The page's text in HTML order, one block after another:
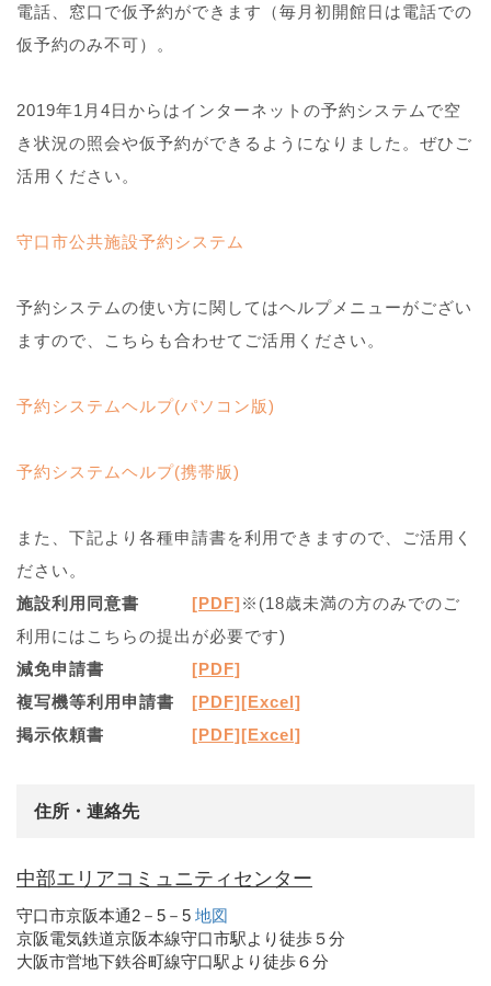
電話、窓口で仮予約ができます（毎月初開館日は電話での
仮予約のみ不可）。
2019年1月4日からはインターネットの予約システムで空
き状況の照会や仮予約ができるようになりました。ぜひご
活用ください。
守口市公共施設予約システム
予約システムの使い方に関してはヘルプメニューがござい
ますので、こちらも合わせてご活用ください。
予約システムヘルプ(パソコン版)
予約システムヘルプ(携帯版)
また、下記より各種申請書を利用できますので、ご活用く
ださい。
施設利用同意書 [PDF]※(18歳未満の方のみでのご
利用にはこちらの提出が必要です)
減免申請書 [PDF]
複写機等利用申請書 [PDF][Excel]
掲示依頼書 [PDF][Excel]
住所・連絡先
中部エリアコミュニティセンター
守口市京阪本通2－5－5 地図
京阪電気鉄道京阪本線守口市駅より徒歩５分
大阪市営地下鉄谷町線守口駅より徒歩６分